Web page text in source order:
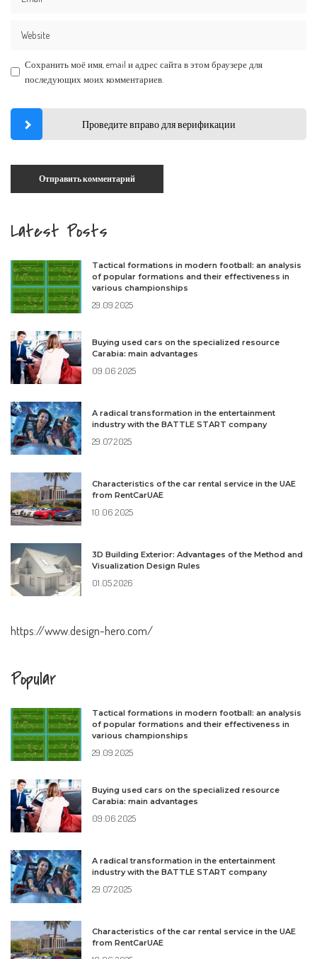
Сохранить моё имя, email и адрес сайта в этом браузере для
последующих моих комментариев.
Проведите вправо для верификации
Latest Posts
Tactical formations in modern football: an analysis
of popular formations and their effectiveness in
various championships
29.09.2025
Buying used cars on the specialized resource
Carabia: main advantages
09.06.2025
A radical transformation in the entertainment
industry with the BATTLE START company
29.07.2025
Characteristics of the car rental service in the UAE
from RentCarUAE
10.06.2025
3D Building Exterior: Advantages of the Method and
Visualization Design Rules
01.05.2026
https://www.design-hero.com/
Popular
Tactical formations in modern football: an analysis
of popular formations and their effectiveness in
various championships
29.09.2025
Buying used cars on the specialized resource
Carabia: main advantages
09.06.2025
A radical transformation in the entertainment
industry with the BATTLE START company
29.07.2025
Characteristics of the car rental service in the UAE
from RentCarUAE